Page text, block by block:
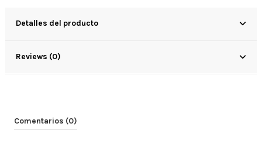
Detalles del producto
Reviews (0)
Comentarios (0)